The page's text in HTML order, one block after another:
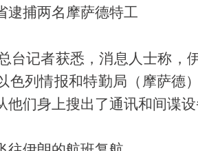
逮捕两名摩萨德特工
台记者获悉，消息人士称，
色列情报和特勤局（摩萨德
们身上搜出了通讯和间谍设